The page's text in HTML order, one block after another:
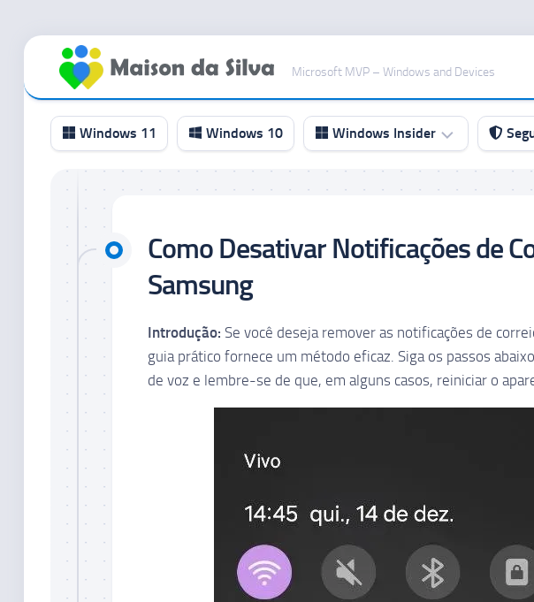
conteúdo
Microsoft MVP – Windows and Devices
Windows 11 Windows 10 Windows Insider
Canal
Canary
Como Desativar Notificações de
Samsung
Introdução: Se você deseja remover as notificações de
guia prático fornece um método eficaz. Siga os passos
de voz e lembre-se de que, em alguns casos, reiniciar o